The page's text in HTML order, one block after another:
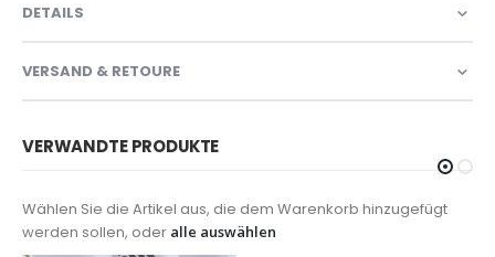
DETAILS
VERSAND & RETOURE
VERWANDTE PRODUKTE
Wählen Sie die Artikel aus, die dem Warenkorb hinzugefügt
werden sollen, oder alle auswählen